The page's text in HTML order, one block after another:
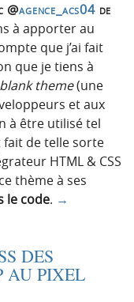
@agence_acs04de
à apporter au
que j’ai fait
que je tiens à
blank theme(une
et aux
à être utilisé tel
fait de telle sorte
HTML & CSS
thème à ses
le code. →
DES
AU PIXEL